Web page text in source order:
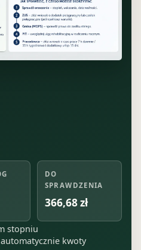
DO
SPRAWDZENIA
366,68 zł
stopniu
kwoty